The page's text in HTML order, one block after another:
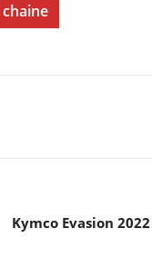
chaine
Kymco Evasion